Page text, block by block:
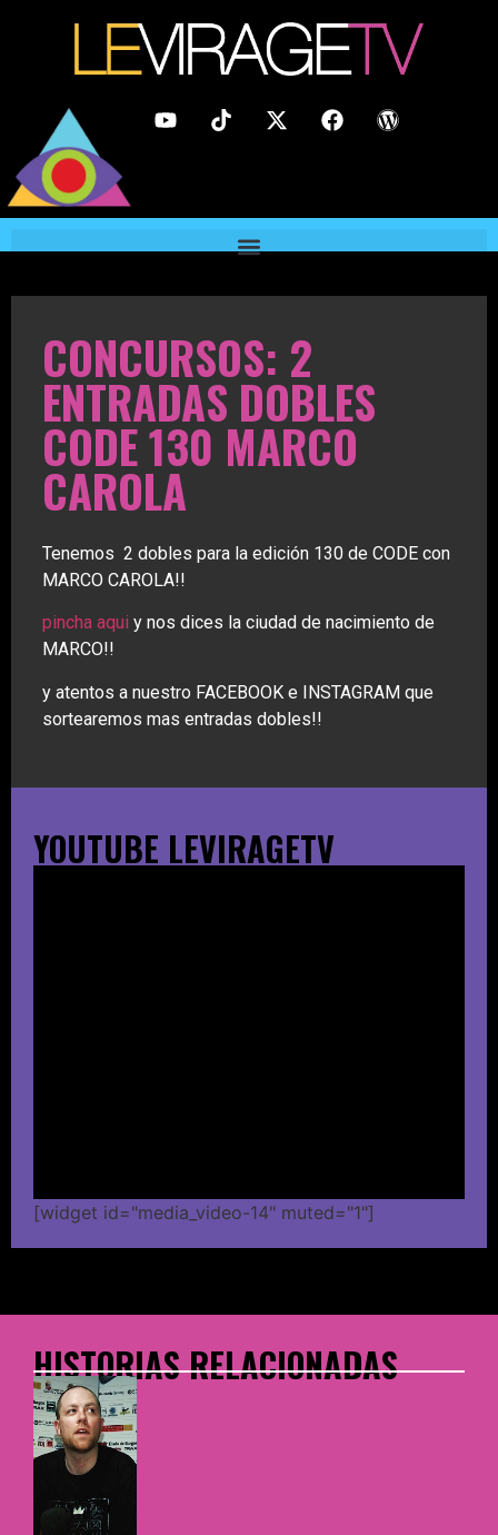
CONCURSOS: 2
ENTRADAS DOBLES
CODE 130 MARCO
CAROLA
Tenemos 2 dobles para la edición 130 de CODE con
MARCO CAROLA!!
pincha aqui y nos dices la ciudad de nacimiento de
MARCO!!
y atentos a nuestro FACEBOOK e INSTAGRAM que
sortearemos mas entradas dobles!!
YOUTUBE LEVIRAGETV
[widget id="media_video-14" muted="1"]
HISTORIAS RELACIONADAS